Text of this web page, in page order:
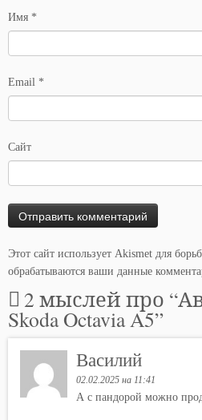
Имя *
Email *
Сайт
Этот сайт использует Akismet для
обрабатываются ваши данные
2 мыслей про “
Skoda Octavia A5”
Василий
02.02.2025 на 11:41
А с пандорой можно